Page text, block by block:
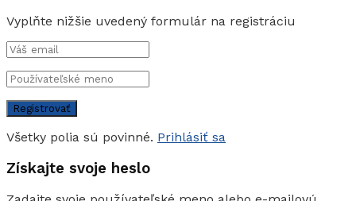
Vyplňte nižšie uvedený formulár na registráciu
Všetky polia sú povinné. Prihlásiť sa
Získajte svoje heslo